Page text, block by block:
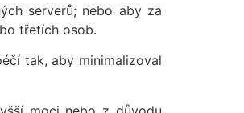
serverů; nebo aby za
třetích osob.
tak, aby minimalizoval